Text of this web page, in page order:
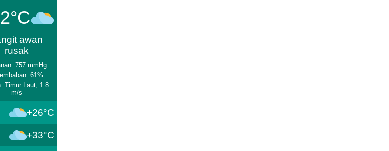
awan
rusak
757 mmHg
61%
Timur Laut, 1.8
m/s
+26°C
+33°C